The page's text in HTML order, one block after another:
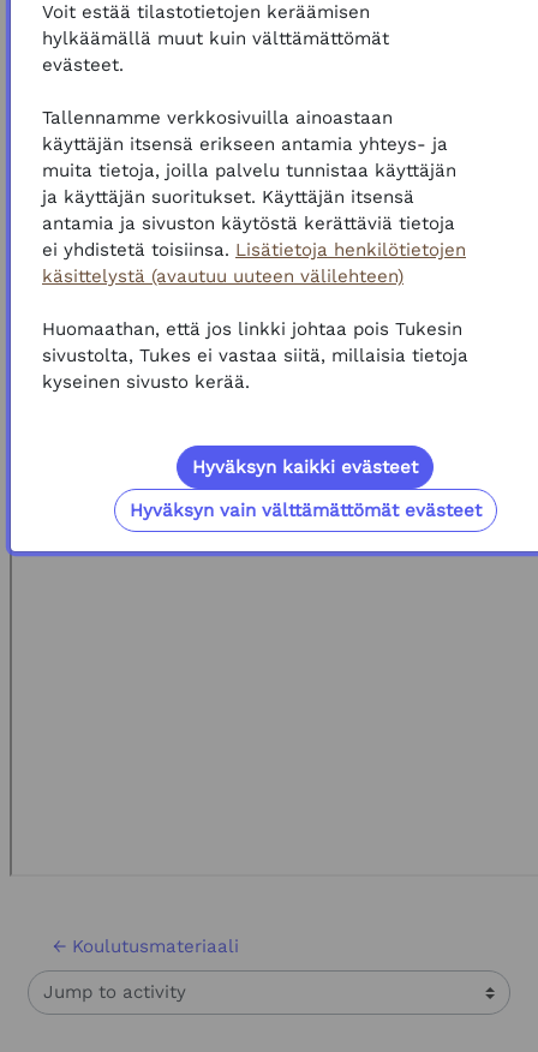
← Koulutusmateriaali
Jump to activity
Voit estää tilastotietojen keräämisen
hylkäämällä muut kuin välttämättömät
evästeet.
Tallennamme verkkosivuilla ainoastaan
käyttäjän itsensä erikseen antamia yhteys- ja
muita tietoja, joilla palvelu tunnistaa käyttäjän
ja käyttäjän suoritukset. Käyttäjän itsensä
antamia ja sivuston käytöstä kerättäviä tietoja
ei yhdistetä toisiinsa. Lisätietoja henkilötietojen
käsittelystä (avautuu uuteen välilehteen)
Huomaathan, että jos linkki johtaa pois Tukesin
sivustolta, Tukes ei vastaa siitä, millaisia tietoja
kyseinen sivusto kerää.
Hyväksyn kaikki evästeet
Hyväksyn vain välttämättömät evästeet